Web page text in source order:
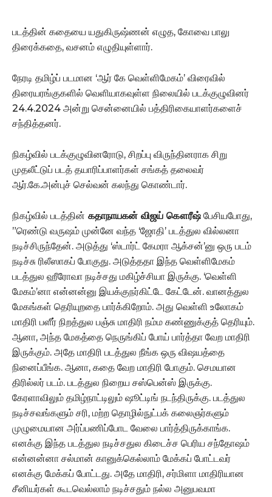
படத்தின் கதையை யதுகிருஷ்ணன் எழுத, கோவை பாலு
திரைக்கதை, வசனம் எழுதியுள்ளார்.
நேரடி தமிழ்ப் படமான ‘ஆர் கே வெள்ளிமேகம்’ விரைவில்
திரையரங்குகளில் வெளியாகவுள்ள நிலையில் படக்குழுவினர்
24.4.2024 அன்று சென்னையில் பத்திரிகையாளர்களைச்
சந்தித்தனர்.
நிகழ்வில் படக்குழுவினரோடு, சிறப்பு விருந்தினராக சிறு
முதலீட்டுப் படத் தயாரிப்பாளர்கள் சங்கத் தலைவர்
ஆர்.கே.அன்புச் செல்வன் கலந்து கொண்டார்.
நிகழ்வில் படத்தின் கதாநாயகன் விஜய் கௌரீஷ் பேசியபோது,
”ரெண்டு வருஷம் முன்னே வந்த ‘ஜோதி’ படத்துல வில்லனா
நடிச்சிருந்தேன். அடுத்து ‘ஸ்டார்ட் கேமரா ஆக்சன்’னு ஒரு படம்
நடிச்சு ரிலீஸாகப் போகுது. அடுத்ததா இந்த வெள்ளிமேகம்
படத்துல ஹீரோவா நடிச்சது மகிழ்ச்சியா இருக்கு. ‘வெள்ளி
மேகம்’னா என்னன்னு இயக்குநர்கிட்டே கேட்டேன். வானத்துல
மேகங்கள் தெரியுறதை பார்க்கிறோம். அது வெள்ளி உலோகம்
மாதிரி பளீர் நிறத்துல பஞ்சு மாதிரி நம்ம கண்ணுக்குத் தெரியும்.
ஆனா, அந்த மேகத்தை நெருங்கிப் போய் பார்த்தா வேற மாதிரி
இருக்கும். அதே மாதிரி படத்துல நீங்க ஒரு விஷயத்தை
நினைப்பீங்க. ஆனா, கதை வேற மாதிரி போகும். செமயான
திரில்லர் படம். படத்துல நிறைய சஸ்பென்ஸ் இருக்கு.
கேரளாவிலும் தமிழ்நாட்டிலும் ஷூட்டிங் நடந்திருக்கு. படத்துல
நடிச்சவங்களும் சரி, மற்ற தொழில்நுட்பக் கலைஞர்களும்
முழுமையான அர்ப்பணிப்போட வேலை பார்த்திருக்காங்க.
எனக்கு இந்த படத்துல நடிச்சதுல கிடைச்ச பெரிய சந்தோஷம்
என்னன்னா சல்மான் கானுக்கெல்லாம் மேக்கப் போட்டவர்
எனக்கு மேக்கப் போட்டது. அதே மாதிரி, சர்மிளா மாதிரியான
சீனியர்கள் கூடவெல்லாம் நடிச்சதும் நல்ல அனுபவமா